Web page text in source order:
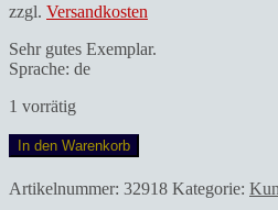
zzgl. Versandkosten
Sehr gutes Exemplar.
Sprache: de
1 vorrätig
Zimmermann,
Hans-
Joachim
In den Warenkorb
Artikelnummer: 32918 Kategorie: